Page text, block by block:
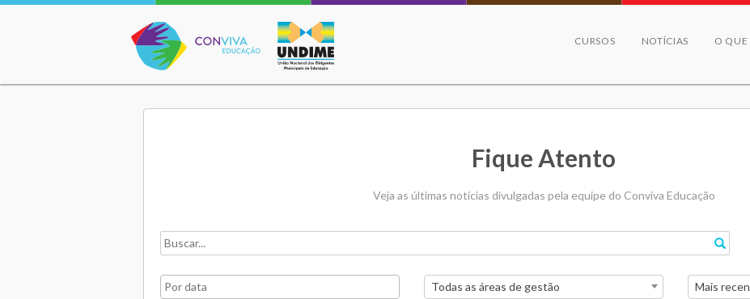
Conviva Educação
CURSOS NOTÍCIAS O QUE
Fique Atento
Veja as últimas notícias divulgadas pela equipe do Conviva Educação
Todas as áreas de gestão Mais